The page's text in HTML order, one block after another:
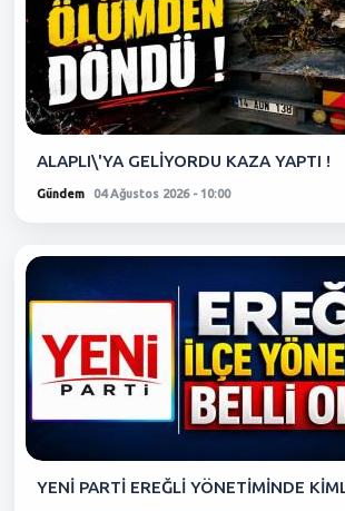
ALAPLI\'YA GELİYORDU KAZA YAPTI !
Gündem 04 Ağustos 2026 - 10:00
YENİ PARTİ EREĞLİ YÖNETİMİNDE